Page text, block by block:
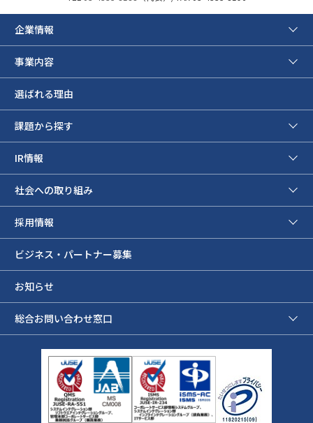
企業情報
事業内容
選ばれる理由
課題から探す
IR情報
社会への取り組み
採用情報
ビジネス・パートナー募集
お知らせ
総合お問い合わせ窓口